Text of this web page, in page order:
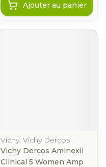
Ajouter au panier
Vichy, Vichy Dercos
Vichy Dercos Aminexil
Clinical 5 Women Amp